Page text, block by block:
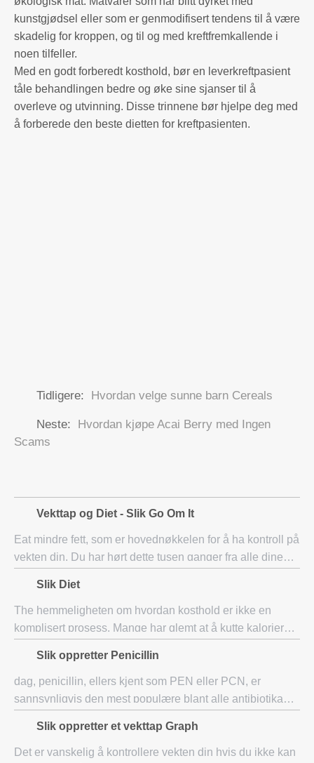
kunstgjødsel eller som er genmodifisert tendens til å være
skadelig for kroppen, og til og med kreftfremkallende i
noen tilfeller.
Med en godt forberedt kosthold, bør en leverkreftpasient
tåle behandlingen bedre og øke sine sjanser til å
overleve og utvinning. Disse trinnene bør hjelpe deg med
å forberede den beste dietten for kreftpasienten.
Tidligere: Hvordan velge sunne barn Cereals
Neste:
Hvordan kjøpe Acai Berry med Ingen
Scams
Vekttap og Diet - Slik Go Om It
Eat mindre fett, som er hovednøkkelen for å ha kontroll på
vekten din. Du har hørt dette tusen ganger fra alle dine
har hjulpet deg ut med riktig
Slik Diet
The hemmeligheten om hvordan kosthold er ikke en
komplisert prosess. Mange har glemt at å kutte kalorier
sulten! Ville det ikke vært flott om live
Slik oppretter Penicillin
dag, penicillin, ellers kjent som PEN eller PCN, er
sannsynligvis den mest populære blant alle antibiotika
bekjempe bakterielle infeksjone
Slik oppretter et vekttap Graph
Det er vanskelig å kontrollere vekten din hvis du ikke kan